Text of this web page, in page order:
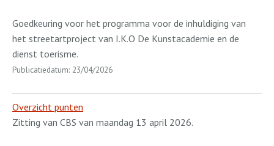
Goedkeuring voor het programma voor de inhuldiging van
het streetartproject van I.K.O De Kunstacademie en de
dienst toerisme.
Publicatiedatum: 23/04/2026
Overzicht punten
Zitting van CBS van maandag 13 april 2026.